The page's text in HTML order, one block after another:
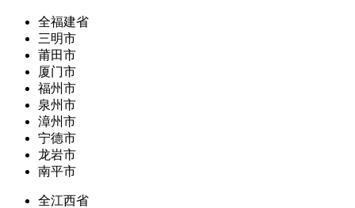
全福建省
三明市
莆田市
厦门市
福州市
泉州市
漳州市
宁德市
龙岩市
南平市
全江西省